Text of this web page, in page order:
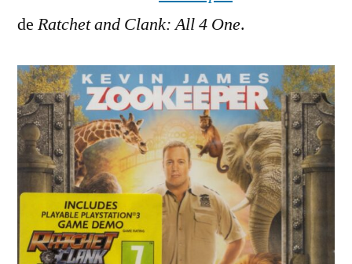
de Ratchet and Clank: All 4 One.